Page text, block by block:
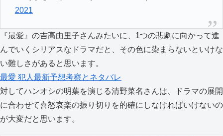
2021
『最愛』の吉高由里子さんみたいに、1つの悲劇に向かって進
んでいくシリアスなドラマだと、その色に染まらないといけな
い難しさがあると思います。
最愛 犯人最新予想考察とネタバレ
対してハンオシの明葉を演じる清野菜名さんは、ドラマの展開
に合わせて喜怒哀楽の振り切りを的確にしなければいけないの
が大変だと思います。